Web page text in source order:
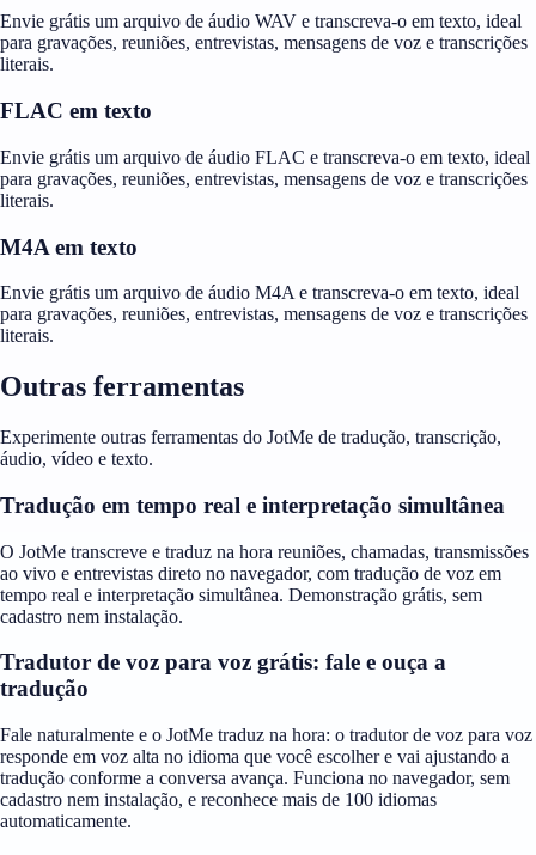
Envie grátis um arquivo de áudio WAV e transcreva-o em texto, ideal
para gravações, reuniões, entrevistas, mensagens de voz e transcrições
literais.
FLAC em texto
Envie grátis um arquivo de áudio FLAC e transcreva-o em texto, ideal
para gravações, reuniões, entrevistas, mensagens de voz e transcrições
literais.
M4A em texto
Envie grátis um arquivo de áudio M4A e transcreva-o em texto, ideal
para gravações, reuniões, entrevistas, mensagens de voz e transcrições
literais.
Outras ferramentas
Experimente outras ferramentas do JotMe de tradução, transcrição,
áudio, vídeo e texto.
Tradução em tempo real e interpretação simultânea
O JotMe transcreve e traduz na hora reuniões, chamadas, transmissões
ao vivo e entrevistas direto no navegador, com tradução de voz em
tempo real e interpretação simultânea. Demonstração grátis, sem
cadastro nem instalação.
Tradutor de voz para voz grátis: fale e ouça a
tradução
Fale naturalmente e o JotMe traduz na hora: o tradutor de voz para voz
responde em voz alta no idioma que você escolher e vai ajustando a
tradução conforme a conversa avança. Funciona no navegador, sem
cadastro nem instalação, e reconhece mais de 100 idiomas
automaticamente.